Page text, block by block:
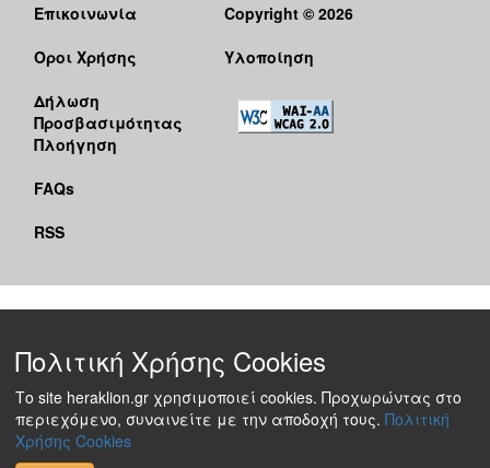
Επικοινωνία
Όροι Χρήσης
Δήλωση
Προσβασιμότητας
Πλοήγηση
FAQs
RSS
Copyright © 2026
Υλοποίηση
Πολιτική Χρήσης Cookies
Το site heraklion.gr χρησιμοποιεί cookies. Προχωρώντας στο
περιεχόμενο, συναινείτε με την αποδοχή τους. Πολιτική
Χρήσης Cookies